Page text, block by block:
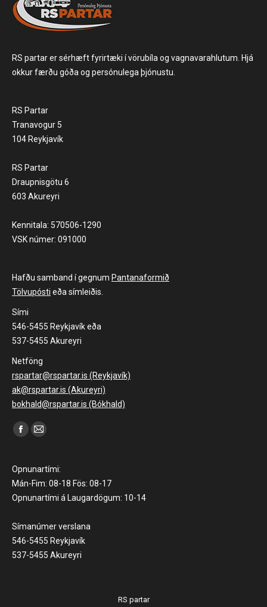
RS partar er sérhæft fyrirtæki í vörubíla og vagnavarahlutum. Hjá
okkur færðu góða og persónulega þjónustu.
RS Partar
Tranavogur 5
104 Reykjavík
RS Partar
Draupnisgötu 6
603 Akureyri
Kennitala: 570506-1290
VSK númer: 091000
Hafðu samband í gegnum Pantanaformið
Tölvupósti eða símleiðis.
Sími
546-5455 Reykjavík eða
537-5455 Akureyri
Netföng
rspartar@rspartar.is (Reykjavík)
ak@rspartar.is (Akureyri)
bokhald@rspartar.is (Bókhald)
Find us on:
Facebook
opens
in
new
Mail
opens
in
new
Opnunartími:
Mán-Fim: 08-18 Fös: 08-17
Opnunartími á Laugardögum: 10-14
Símanúmer verslana
546-5455 Reykjavík
537-5455 Akureyri
RS partar